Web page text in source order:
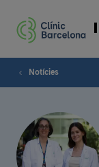
Notícies